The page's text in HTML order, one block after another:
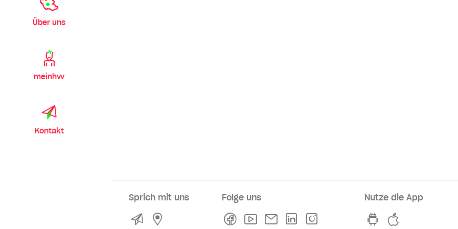
Über uns
meinhvv
Kontakt
Sprich mit uns
KontaktService- und Verkaufsstellen
Folge uns
FacebookYoutubeNewsletterLinkedln
Nutze die App
hvv switch App